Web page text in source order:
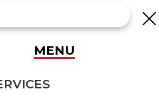
PARIS
MENU